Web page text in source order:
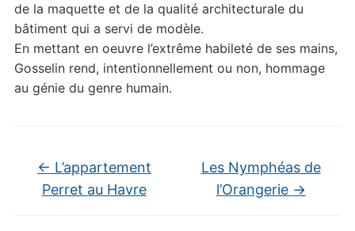
de la maquette et de la qualité architecturale du
bâtiment qui a servi de modèle.
En mettant en oeuvre l’extrême habileté de ses mains,
Gosselin rend, intentionnellement ou non, hommage
au génie du genre humain.
← L’appartement
Perret au Havre
Les Nymphéas de
l’Orangerie →